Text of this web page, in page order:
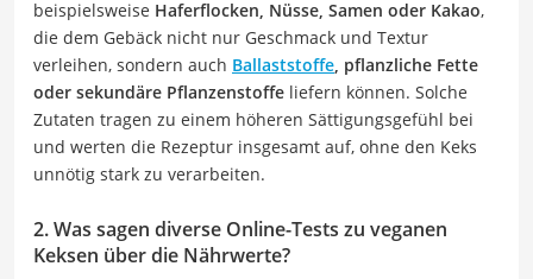
beispielsweise Haferflocken, Nüsse, Samen oder Kakao,
die dem Gebäck nicht nur Geschmack und Textur
verleihen, sondern auch Ballaststoffe, pflanzliche Fette
oder sekundäre Pflanzenstoffe liefern können. Solche
Zutaten tragen zu einem höheren Sättigungsgefühl bei
und werten die Rezeptur insgesamt auf, ohne den Keks
unnötig stark zu verarbeiten.
2. Was sagen diverse Online-Tests zu veganen
Keksen über die Nährwerte?